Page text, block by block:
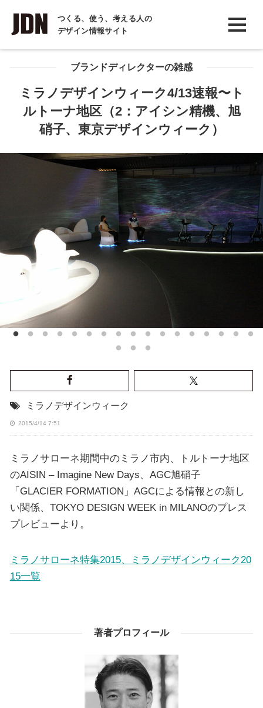
つくる、使う、考える人の
デザイン情報サイト
INTERVIEW
インタビュー
REPORT
COLUMN
コラム
ブランドディレクターの雑感
ミラノデザインウィーク4/13速報〜ト
ルトーナ地区（2：アイシン精機、旭
硝子、東京デザインウィーク）
ミラノデザインウィーク
2015/4/14 7:51
ミラノサローネ期間中のミラノ市内、トルトーナ地区
のAISIN – Imagine New Days、AGC旭硝子
「GLACIER FORMATION」AGCによる情報との新し
い関係、TOKYO DESIGN WEEK in MILANOのプレス
プレビューより。
ミラノサローネ特集2015、ミラノデザインウィーク20
15一覧
著者プロフィール